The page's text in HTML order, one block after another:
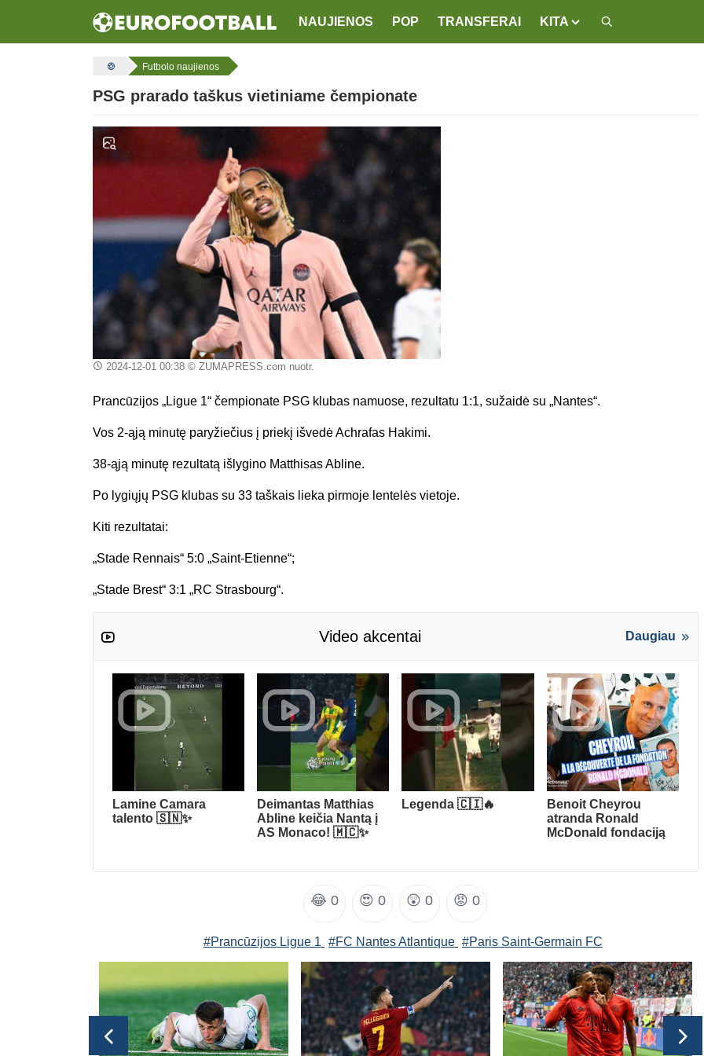
NAUJIENOS POP TRANSFERAI KITA
Futbolo naujienos
PSG prarado taškus vietiniame čempionate
2024-12-01 00:38© ZUMAPRESS.com nuotr.
Prancūzijos „Ligue 1“ čempionate PSG klubas namuose, rezultatu 1:1, sužaidė su „Nantes“.
Vos 2-ąją minutę paryžiečius į priekį išvedė Achrafas Hakimi.
38-ąją minutę rezultatą išlygino Matthisas Abline.
Po lygiųjų PSG klubas su 33 taškais lieka pirmoje lentelės vietoje.
Kiti rezultatai:
„Stade Rennais“ 5:0 „Saint-Etienne“;
„Stade Brest“ 3:1 „RC Strasbourg“.
Video akcentai Daugiau
Lamine Camara
talento 🇸🇳✨
Deimantas Matthias
Abline keičia Nantą į
AS Monaco! 🇲🇨✨
Legenda 🇨🇮🔥
Benoit Cheyrou
atranda Ronald
McDonald fondaciją
😂 0 😍 0 😲 0 😡 0
#Prancūzijos Ligue 1 #FC Nantes Atlantique #Paris Saint-Germain FC